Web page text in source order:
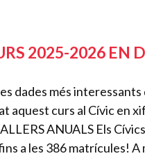
2025-2026 EN
dades més interessants
aquest curs al Cívic en
ANUALS Els
a les 386 matrícules! A